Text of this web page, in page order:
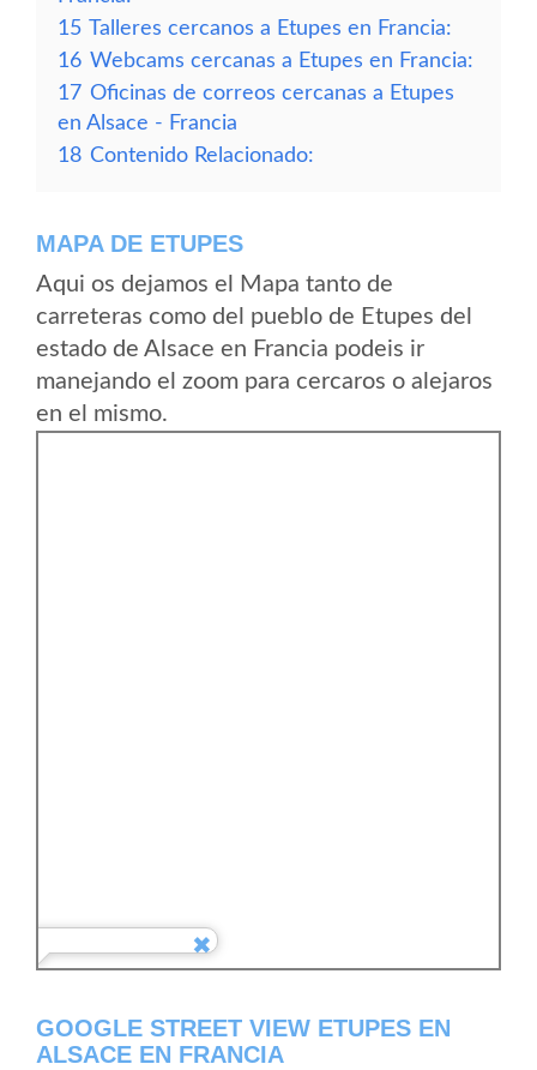
15 Talleres cercanos a Etupes en Francia:
16 Webcams cercanas a Etupes en Francia:
17 Oficinas de correos cercanas a Etupes
en Alsace - Francia
18 Contenido Relacionado:
MAPA DE ETUPES
Aqui os dejamos el Mapa tanto de
carreteras como del pueblo de Etupes del
estado de Alsace en Francia podeis ir
manejando el zoom para cercaros o alejaros
en el mismo.
GOOGLE STREET VIEW ETUPES EN
ALSACE EN FRANCIA